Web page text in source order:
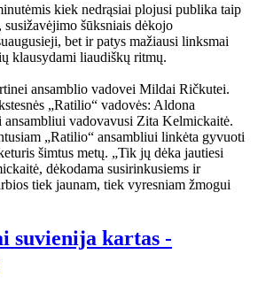
kiek nedrąsiai plojusi publika taip
šūksniais dėkojo
bet ir patys mažiausi linksmai
klausydami liaudiškų ritmų.
ansamblio vadovei Mildai Ričkutei.
„Ratilio“ vadovės: Aldona
vadovavusi Zita Kelmickaitė.
„Ratilio“ ansambliui linkėta gyvuoti
šimtus metų. „Tik jų dėka jautiesi
dėkodama susirinkusiems ir
tiek jaunam, tiek vyresniam žmogui
suvienija kartas -